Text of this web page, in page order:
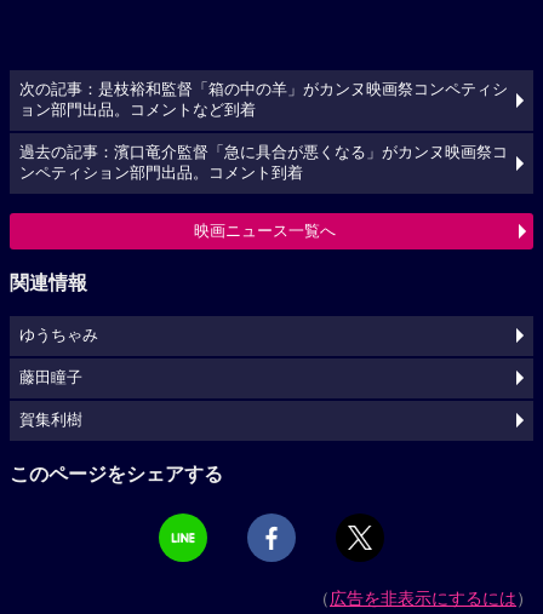
次の記事：是枝裕和監督「箱の中の羊」がカンヌ映画祭コンペティシ
ョン部門出品。コメントなど到着
過去の記事：濱口竜介監督「急に具合が悪くなる」がカンヌ映画祭コ
ンペティション部門出品。コメント到着
映画ニュース一覧へ
関連情報
ゆうちゃみ
藤田瞳子
賀集利樹
このページをシェアする
（広告を非表示にするには）